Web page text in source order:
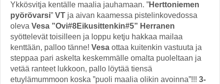
Ykkösvitja kentälle maalia jauhamaan. ”Herttoniemen
pyörövarsi” VT ja aivan kaamessa pistelinkovedossa
oleva Vesa ”Ovi#8Eikusittenkin#5” Herranen
syöttelevät toisilleen ja loppu ketju hakkaa mailaa
kenttään, palloo tänne! Vesa ottaa kuitenkin vastuuta ja
steppaa pari askelta keskemmälle omalta puoleltaan ja
vetää ranteet lukkoon, pallo löytää tiensä
etuylämummoon koska ”puoli maalia olikin avoinna”!!! 3-